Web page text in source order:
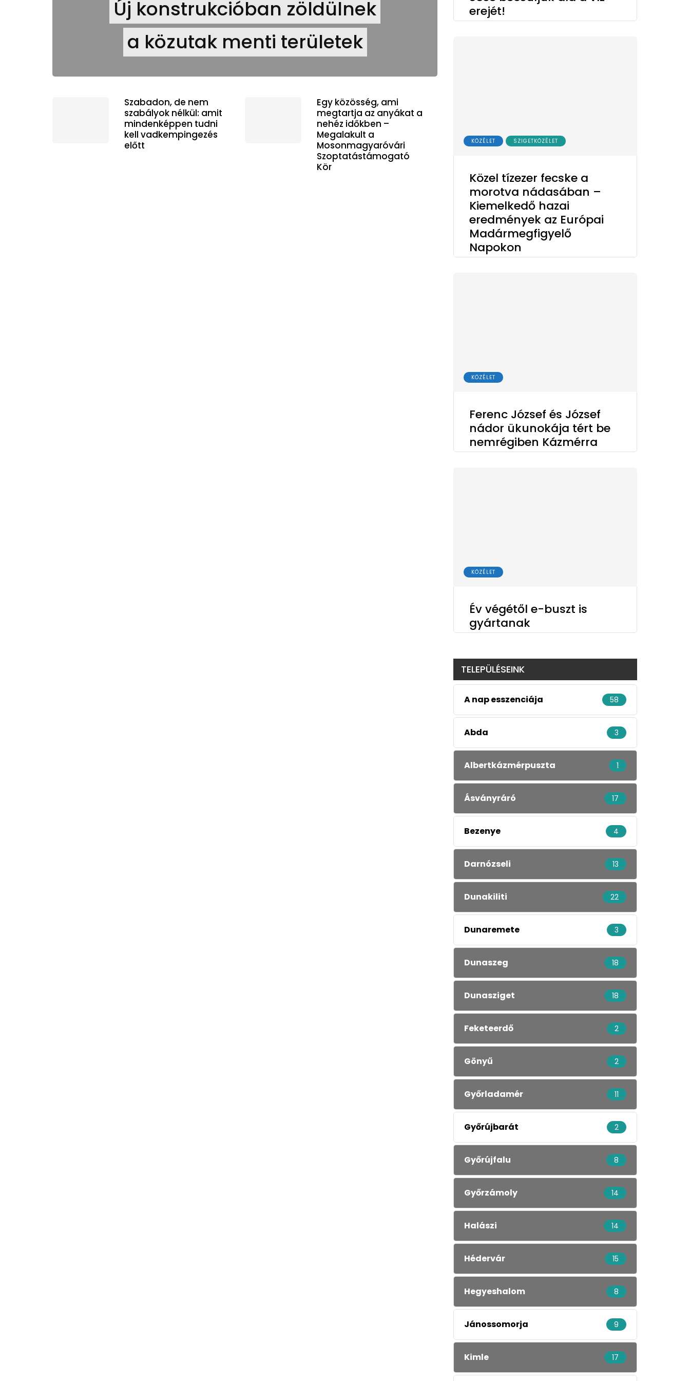
Új konstrukcióban zöldülnek
a közutak menti területek
Szabadon, de nem
szabályok nélkül: amit
mindenképpen tudni
kell vadkempingezés
előtt
Egy közösség, ami
megtartja az anyákat a
nehéz időkben –
Megalakult a
Mosonmagyaróvári
Szoptatástámogató
Kör
erejét!
KÖZÉLET SZIGETKÖZÉLET
Közel tízezer fecske a
morotva nádasában –
Kiemelkedő hazai
eredmények az Európai
Madármegfigyelő
Napokon
KÖZÉLET
Ferenc József és József
nádor ükunokája tért be
nemrégiben Kázmérra
KÖZÉLET
Év végétől e-buszt is
gyártanak
TELEPÜLÉSEINK
A nap esszenciája 58
Abda 3
Albertkázmérpuszta 1
Ásványráró 17
Bezenye 4
Darnózseli 13
Dunakiliti 22
Dunaremete 3
Dunaszeg 18
Dunasziget 18
Feketeerdő 2
Gönyű 2
Győrladamér 11
Győrújbarát 2
Győrújfalu 8
Győrzámoly 14
Halászi 14
Hédervár 15
Hegyeshalom 8
Jánossomorja 9
Kimle 17